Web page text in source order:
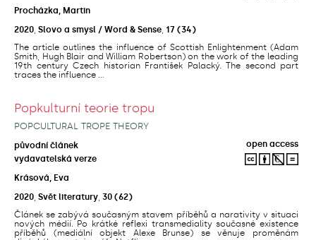
Procházka, Martin
2020 Slovo a smysl / Word & Sense 17 (34)
The article outlines the influence of Scottish Enlightenment (Adam
Smith, Hugh Blair and William Robertson) on the work of the leading
19th century Czech historian František Palacký. The second part
traces the influence ...
Popkulturní teorie tropu
POPCULTURAL TROPE THEORY
původní článek
open access
vydavatelská verze
Krásová, Eva
2020 Svět literatury 30 (62)
Článek se zabývá současným stavem příběhů a narativity v situaci
nových médií. Po krátké reflexi transmediality současné existence
příběhů (mediální objekt Alexe Brunse) se věnuje proměnám